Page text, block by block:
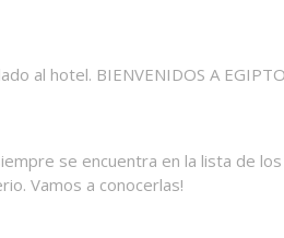
al hotel. BIENVENIDOS A
se encuentra en la lista de
Vamos a conocerlas!